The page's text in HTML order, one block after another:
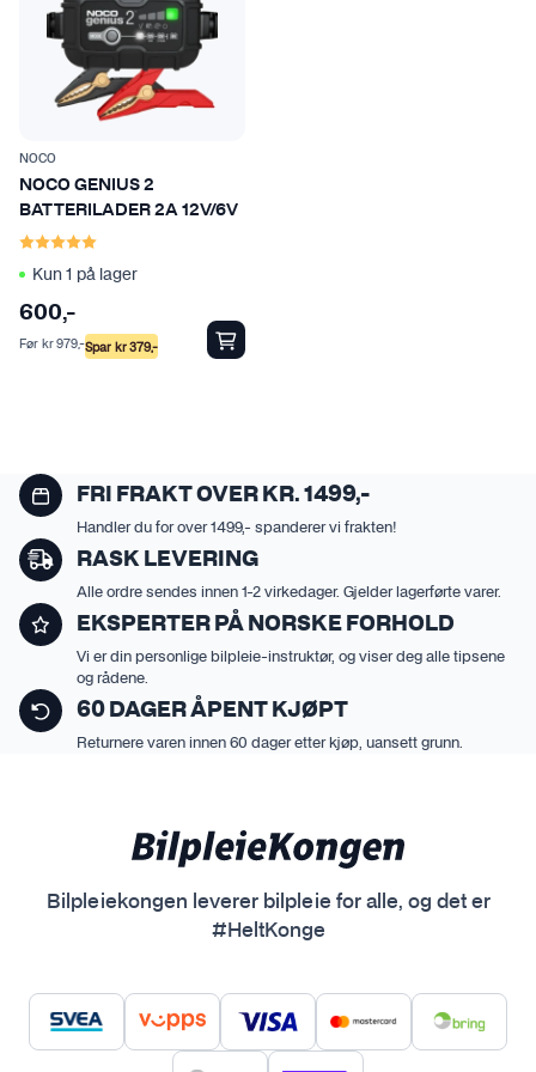
n
v
s
p
å
p
r
u
d
n
NOCO
NOCO GENIUS 2
BATTERILADER 2A 12V/6V
Karakter:
Kun 1 på lager
600,-
Spar kr379,-
Før kr979,-
FRI FRAKT OVER KR. 1499,-
Handler du for over 1499,- spanderer vi frakten!
RASK LEVERING
Alle ordre sendes innen 1-2 virkedager. Gjelder lagerførte varer.
EKSPERTER PÅ NORSKE FORHOLD
Vi er din personlige bilpleie-instruktør, og viser deg alle tipsene
og rådene.
60 DAGER ÅPENT KJØPT
Returnere varen innen 60 dager etter kjøp, uansett grunn.
Bilpleiekongen leverer bilpleie for alle, og det er
#HeltKonge